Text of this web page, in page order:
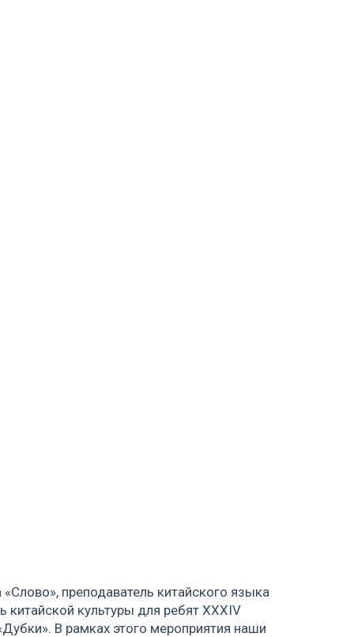
преподаватель китайского языка
культуры для ребят XXXIV
В рамках этого мероприятия наши